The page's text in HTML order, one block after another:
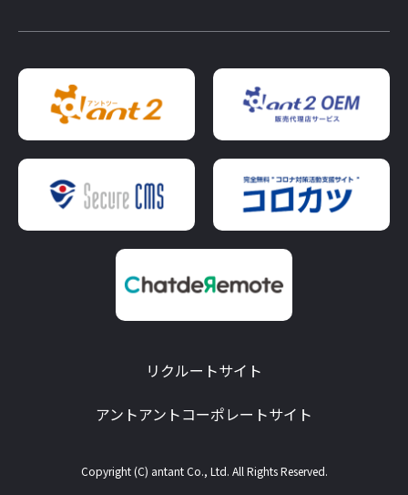
リクルートサイト
アントアントコーポレートサイト
Copyright (C) antant Co., Ltd. All Rights Reserved.